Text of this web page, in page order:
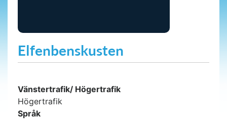
Elfenbenskusten
Vänstertrafik/ Högertrafik
Högertrafik
Språk